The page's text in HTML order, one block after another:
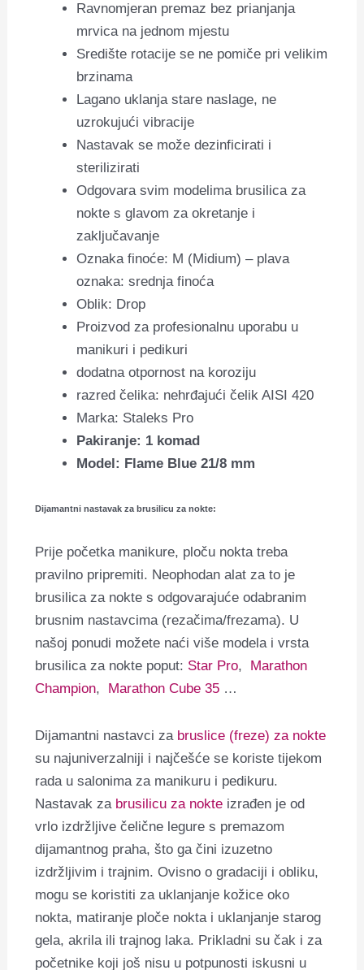
Ravnomjeran premaz bez prianjanja
mrvica na jednom mjestu
Središte rotacije se ne pomiče pri velikim
brzinama
Lagano uklanja stare naslage, ne
uzrokujući vibracije
Nastavak se može dezinficirati i
sterilizirati
Odgovara svim modelima brusilica za
nokte s glavom za okretanje i
zaključavanje
Oznaka finoće: M (Midium) – plava
oznaka: srednja finoća
Oblik: Drop
Proizvod za profesionalnu uporabu u
manikuri i pedikuri
dodatna otpornost na koroziju
razred čelika: nehrđajući čelik AISI 420
Marka: Staleks Pro
Pakiranje: 1 komad
Model: Flame Blue 21/8 mm
Dijamantni nastavak za brusilicu za nokte:
Prije početka manikure, ploču nokta treba
pravilno pripremiti. Neophodan alat za to je
brusilica za nokte s odgovarajuće odabranim
brusnim nastavcima (rezačima/frezama). U
našoj ponudi možete naći više modela i vrsta
brusilica za nokte poput: Star Pro, Marathon
Champion, Marathon Cube 35 …
Dijamantni nastavci za bruslice (freze) za nokte
su najuniverzalniji i najčešće se koriste tijekom
rada u salonima za manikuru i pedikuru.
Nastavak za brusilicu za nokte izrađen je od
vrlo izdržljive čelične legure s premazom
dijamantnog praha, što ga čini izuzetno
izdržljivim i trajnim. Ovisno o gradaciji i obliku,
mogu se koristiti za uklanjanje kožice oko
nokta, matiranje ploče nokta i uklanjanje starog
gela, akrila ili trajnog laka. Prikladni su čak i za
početnike koji još nisu u potpunosti iskusni u